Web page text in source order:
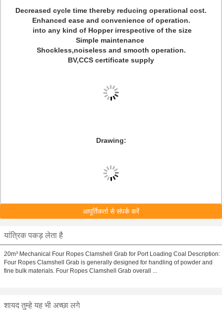
Decreased cycle time thereby reducing operational cost.
Enhanced ease and convenience of operation.
into any kind of Hopper irrespective of the size
Simple maintenance
Shockless,noiseless and smooth operation.
BV,CCS certificate supply
Drawing:
आपूर्तिकर्ता से संपर्क करें
यांत्रिक पकड़ लेता है
20m³ Mechanical Four Ropes Clamshell Grab for Port Loading Coal​ Description:
Four Ropes Clamshell Grab is generally designed for handling of powder and
fine bulk materials. Four Ropes Clamshell Grab overall ...
शायद तुम्हे यह भी अच्छा लगे